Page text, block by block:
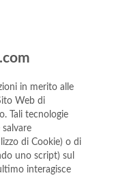
in merito alle
Web di
Tali tecnologie
di Cookie) o di
uno script) sul
interagisce